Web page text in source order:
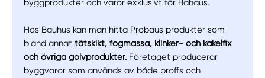
byggprodukter och varor exklusivt för Bahaus.
Hos Bauhus kan man hitta Probaus produkter som
bland annattätskikt, fogmassa, klinker- och kakelfix
och övriga golvprodukter. Företaget producerar
byggvaror som används av både proffs och